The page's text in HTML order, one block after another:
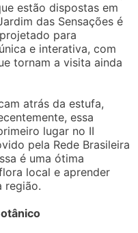
estão dispostas em
das Sensações é
para
e interativa, com
tornam a visita ainda
atrás da estufa,
essa
lugar no II
pela Rede Brasileira
é uma ótima
local e aprender
região.